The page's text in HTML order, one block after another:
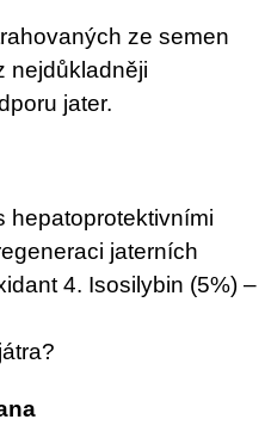
ze semen
nejdůkladněji
jater.
hepatoprotektivními
jaterních
4. Isosilybin (5%) –